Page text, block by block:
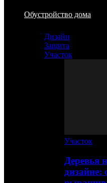
Обустройство дома
Дизайн
Защита
Участок
Участок
Деревья
дизайне: